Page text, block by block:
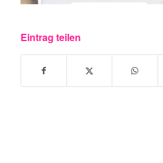
Eintrag teilen